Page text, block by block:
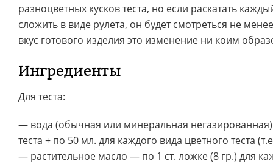
разноцветных кусков теста, но если раскатать
сложить в виде рулета, он будет смотреться не
вкус готового изделия это изменение ни коим
Ингредиенты
Для теста:
— вода (обычная или минеральная
теста + по 50 мл. для каждого вида цветного теста
— растительное масло — по 1 ст. ложке (8 гр.) для